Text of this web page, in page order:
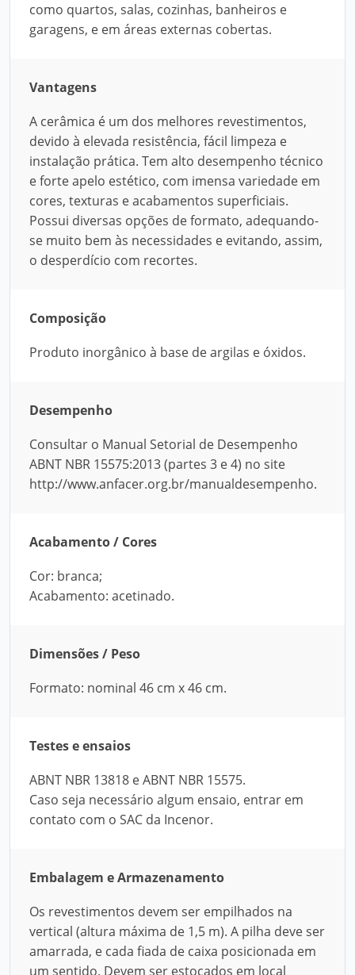
como quartos, salas, cozinhas, banheiros e
garagens, e em áreas externas cobertas.
Vantagens
A cerâmica é um dos melhores revestimentos,
devido à elevada resistência, fácil limpeza e
instalação prática. Tem alto desempenho técnico
e forte apelo estético, com imensa variedade em
cores, texturas e acabamentos superficiais.
Possui diversas opções de formato, adequando-
se muito bem às necessidades e evitando, assim,
o desperdício com recortes.
Composição
Produto inorgânico à base de argilas e óxidos.
Desempenho
Consultar o Manual Setorial de Desempenho
ABNT NBR 15575:2013 (partes 3 e 4) no site
http://www.anfacer.org.br/manualdesempenho.
Acabamento / Cores
Cor: branca;
Acabamento: acetinado.
Dimensões / Peso
Formato: nominal 46 cm x 46 cm.
Testes e ensaios
ABNT NBR 13818 e ABNT NBR 15575.
Caso seja necessário algum ensaio, entrar em
contato com o SAC da Incenor.
Embalagem e Armazenamento
Os revestimentos devem ser empilhados na
vertical (altura máxima de 1,5 m). A pilha deve ser
amarrada, e cada fiada de caixa posicionada em
um sentido. Devem ser estocados em local